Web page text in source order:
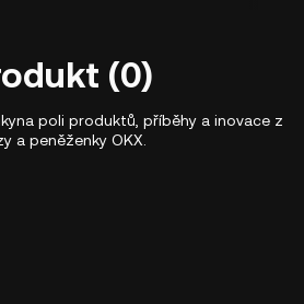
(0)
poli produktů, příběhy a inovace z
a peněženky OKX.